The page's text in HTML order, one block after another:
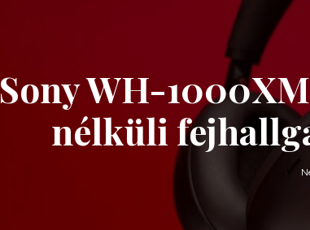
Sony WH-
nélküli